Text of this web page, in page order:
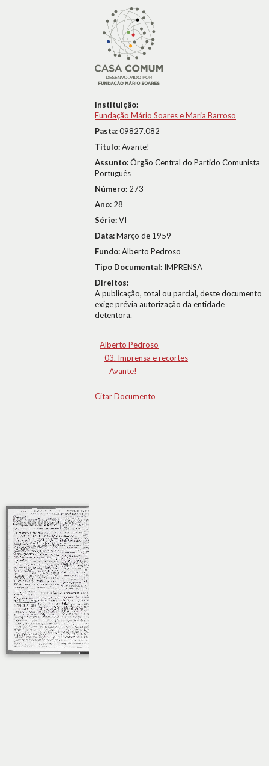
Instituição:
Fundação Mário Soares e Maria Barroso
Pasta:09827.082
Título:Avante!
Assunto:Órgão Central do Partido Comunista
Português
Número: 273
Ano: 28
Série:VI
Data:Março de 1959
Fundo:Alberto Pedroso
Tipo Documental: IMPRENSA
Direitos:
A publicação, total ou parcial, deste documento
exige prévia autorização da entidade
detentora.
Alberto Pedroso
03. Imprensa e recortes
Avante!
Citar Documento